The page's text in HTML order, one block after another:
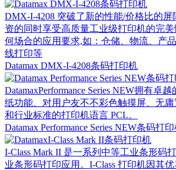
DMX-I-4208 突破了新的性能/价格比的屏
资的同时享受高质量工业级打印机的完
何场合的应用要求,如：仓储、物流、产
线打印等
Datamax DMX-I-4208条码打印机
DatamaxPerformance Series NEW拥有卓
纸功能、对用户友不不彩色触摸屏、无
和行业标准的打印机语言 PCL。
Datamax Performance Series NEW条码打
I-Class Mark II 是一系列中等工业条形码
业条形码打印应用。I-Class 打印机因其